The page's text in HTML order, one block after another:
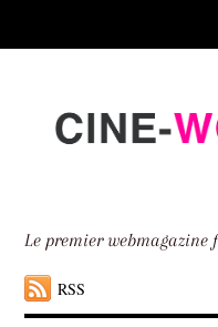
down
Le premier
RSS